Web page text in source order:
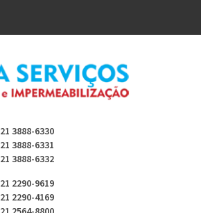
21 3888-6330
21 3888-6331
21 3888-6332
21 2290-9619
21 2290-4169